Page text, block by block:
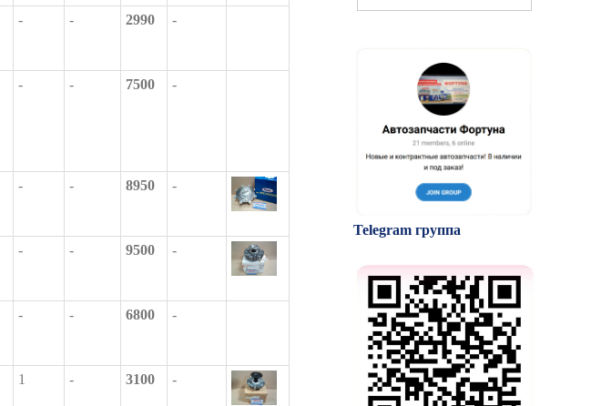
- - 2990 -
- - 7500 -
- - 8950 -
- - 9500 -
- - 6800 -
1 - 3100 -
Telegram группа